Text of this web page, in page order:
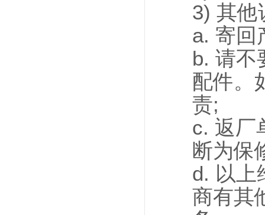
3) 其他
a. 寄回
b. 请不
配件。
责;
c. 返厂
断为保
d. 以上
商有其